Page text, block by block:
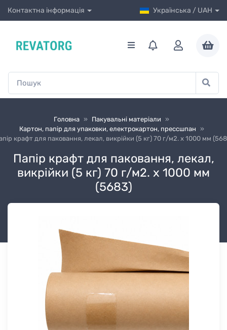
Контактна інформація Українська / UAH
Головна » Пакувальні матеріали
»
Картон, папір для упаковки, електрокартон, прессшпан
»
крафт для паковання, лекал, викрійки (5 кг) 70 г/м2. х 1000 мм
Папір крафт для паковання, лекал,
викрійки (5 кг) 70 г/м2. х 1000 мм
(5683)